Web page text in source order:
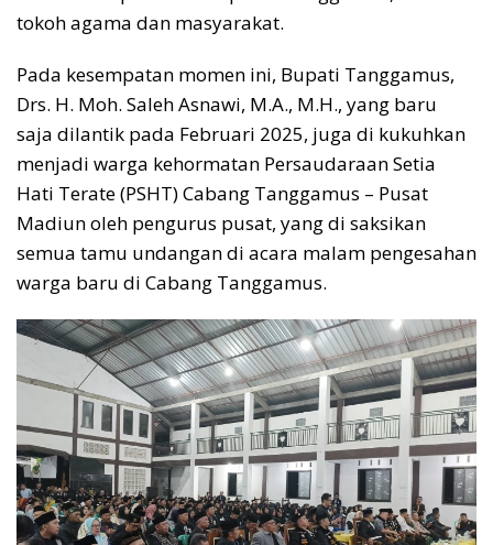
tokoh agama dan masyarakat.
Pada kesempatan momen ini, Bupati Tanggamus,
Drs. H. Moh. Saleh Asnawi, M.A., M.H., yang baru
saja dilantik pada Februari 2025, juga di kukuhkan
menjadi warga kehormatan Persaudaraan Setia
Hati Terate (PSHT) Cabang Tanggamus – Pusat
Madiun oleh pengurus pusat, yang di saksikan
semua tamu undangan di acara malam pengesahan
warga baru di Cabang Tanggamus.